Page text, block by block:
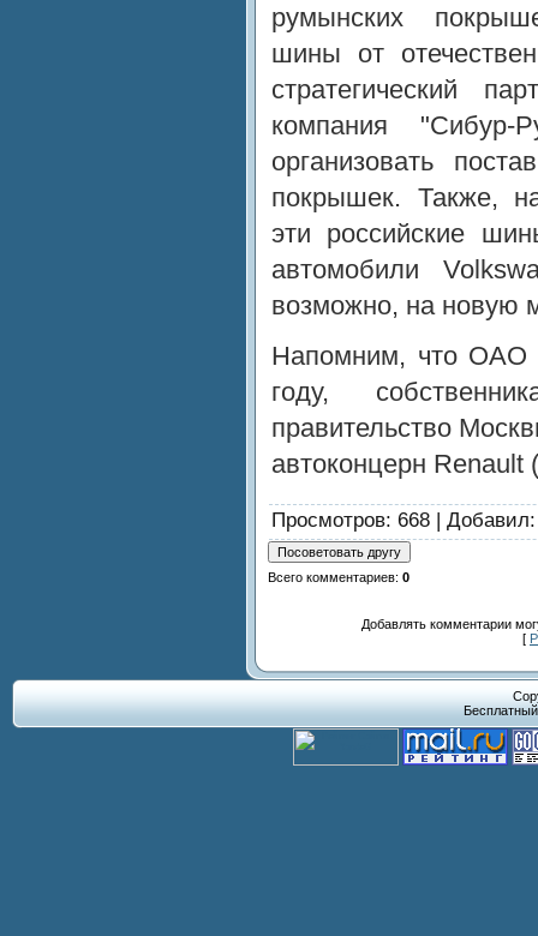
румынских
шины от
стратегический
компания "Сибур-
организовать
покрышек. Также,
эти российские
автомобили
возможно, на новую
Напомним, что ОАО
году,
правительство
автоконцерн Renault
Просмотров: 668 | Добавил
Всего комментариев: 0
Добавлять комментарии
[